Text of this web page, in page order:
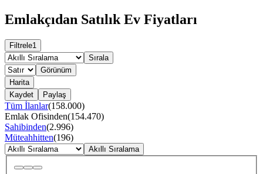
Emlakçıdan Satılık Ev Fiyatları
Filtrele1
Sırala
Görünüm
Harita
Kaydet
Paylaş
Tüm İlanlar(158.000)
Emlak Ofisinden(154.470)
Sahibinden(2.996)
Müteahhitten(196)
Akıllı Sıralama